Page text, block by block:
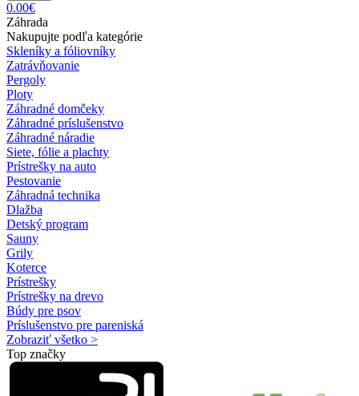
0.00€
Záhrada
Nakupujte podľa kategórie
Skleníky a fóliovníky
Zatrávňovanie
Pergoly
Ploty
Záhradné domčeky
Záhradné príslušenstvo
Záhradné náradie
Siete, fólie a plachty
Prístrešky na auto
Pestovanie
Záhradná technika
Dlažba
Detský program
Sauny
Grily
Koterce
Prístrešky
Prístrešky na drevo
Búdy pre psov
Príslušenstvo pre pareniská
Zobraziť všetko >
Top značky